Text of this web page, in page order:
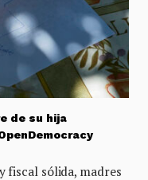
de su hija
fiscal sólida, madres